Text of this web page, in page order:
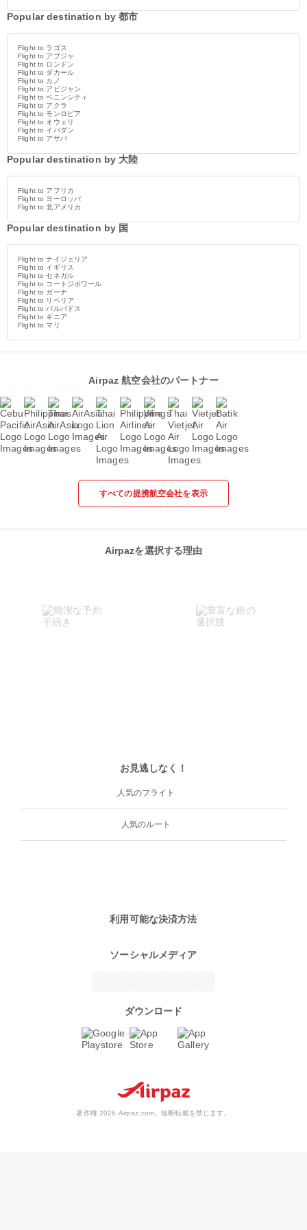
Popular destination by 都市
Flight to ラゴス
Flight to アブジャ
Flight to ロンドン
Flight to ダカール
Flight to カノ
Flight to アビジャン
Flight to ベニンシティ
Flight to アクラ
Flight to モンロビア
Flight to オウェリ
Flight to イバダン
Flight to アサバ
Popular destination by 大陸
Flight to アフリカ
Flight to ヨーロッパ
Flight to 北アメリカ
Popular destination by 国
Flight to ナイジェリア
Flight to イギリス
Flight to セネガル
Flight to コートジボワール
Flight to ガーナ
Flight to リベリア
Flight to バルバドス
Flight to ギニア
Flight to マリ
Airpaz 航空会社のパートナー
すべての提携航空会社を表示
Airpazを選択する理由
お見逃しなく！
人気のフライト
人気のルート
利用可能な決済方法
ソーシャルメディア
ダウンロード
著作権 2026 Airpaz.com。無断転載を禁じます。